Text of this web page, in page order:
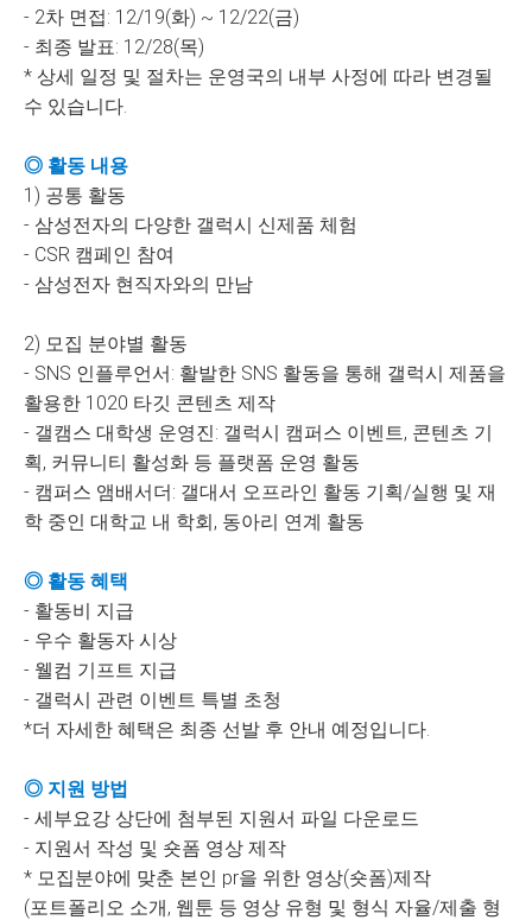
- 2차 면접: 12/19(화) ~ 12/22(금)
- 최종 발표: 12/28(목)
* 상세 일정 및 절차는 운영국의 내부 사정에 따라 변경될
수 있습니다.
◎ 활동 내용
1) 공통 활동
- 삼성전자의 다양한 갤럭시 신제품 체험
- CSR 캠페인 참여
- 삼성전자 현직자와의 만남
2) 모집 분야별 활동
- SNS 인플루언서: 활발한 SNS 활동을 통해 갤럭시 제품을
활용한 1020 타깃 콘텐츠 제작
- 갤캠스 대학생 운영진: 갤럭시 캠퍼스 이벤트, 콘텐츠 기
획, 커뮤니티 활성화 등 플랫폼 운영 활동
- 캠퍼스 앰배서더: 갤대서 오프라인 활동 기획/실행 및 재
학 중인 대학교 내 학회, 동아리 연계 활동
◎ 활동 혜택
- 활동비 지급
- 우수 활동자 시상
- 웰컴 기프트 지급
- 갤럭시 관련 이벤트 특별 초청
*더 자세한 혜택은 최종 선발 후 안내 예정입니다.
◎ 지원 방법
- 세부요강 상단에 첨부된 지원서 파일 다운로드
- 지원서 작성 및 숏폼 영상 제작
* 모집분야에 맞춘 본인 pr을 위한 영상(숏폼)제작
(포트폴리오 소개, 웹툰 등 영상 유형 및 형식 자율/제출 형